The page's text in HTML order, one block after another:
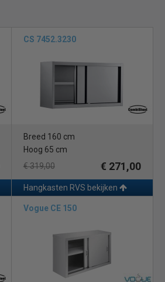
CS 7452.3230
Breed 160 cm
Hoog 65 cm
€ 319,00
€ 271,00
Hangkasten RVS bekijken
Vogue CE 150